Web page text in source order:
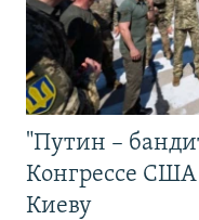
"Путин –
Конгрессе
Киеву